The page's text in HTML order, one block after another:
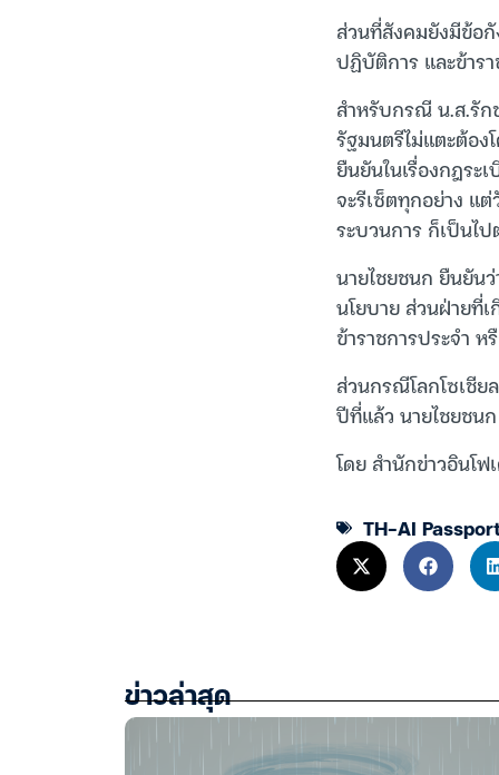
ส่วนที่สังคมยังมีข้อกั
ปฏิบัติการ และข้าร
สำหรับกรณี น.ส.รัก
รัฐมนตรีไม่แตะต้อง
ยืนยันในเรื่องกฎร
จะรีเซ็ตทุกอย่าง แ
ระบวนการ ก็เป็นไ
นายไชยชนก ยืนยัน
นโยบาย ส่วนฝ่ายที่
ข้าราชการประจำ
ส่วนกรณีโลกโซเชีย
ปีที่แล้ว นายไชยชน
โดย สำนักข่าวอินโ
TH-AI
ข่าวล่าสุด